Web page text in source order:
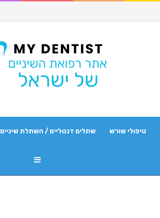
טיפולי שורש שתלים דנטליים / השתלת שיניים
Sidebar